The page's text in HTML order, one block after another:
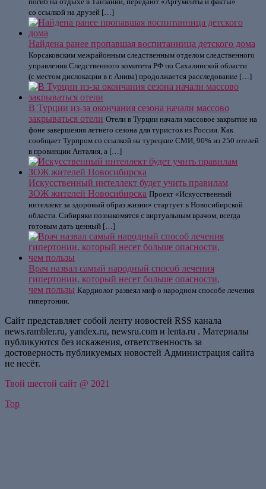
со ссылкой на друзей […]
Найдена ранее пропавшая воспитанница детского дома
Корсаковским межрайонным следственным отделом следственного
управления Следственного комитета РФ по Сахалинской области
(с местом дислокации в г. Анива) продолжается расследование […]
В Турции из-за окончания сезона начали массово
закрываться отели Отели в Турции начали массовое закрытие на
фоне завершения летнего сезона для туристов из России. Как
сообщает Турпром со ссылкой на турецкие СМИ, 90% из 250 отелей
в провинции Анталия, а […]
Искусственный интеллект будет учить правилам
ЗОЖ жителей Новосибирска Проект «Искусственный
интеллект за здоровый образ жизни» стартует в Новосибирской
области. Сибиряки познакомятся с виртуальным врачом, всегда
готовым дать ценный […]
Врач назвал самый народный способ лечения
гипертонии, который несет больше опасности,
чем пользы Кардиолог развеял миф о народном способе лечения
гипертонии.
Сайт представляет собой ленту новостей RSS канала
news.rambler.ru, yandex.ru, newsru.com и lenta.ru . Материалы
публикуются без искажения, ответственность за
достоверность публикуемых новостей Администрация сайта
не несёт.
Твой шестой сайт @ 2021
Top